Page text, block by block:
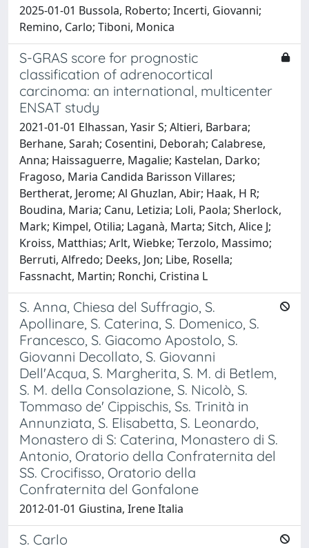
2025-01-01 Bussola, Roberto; Incerti, Giovanni;
Remino, Carlo; Tiboni, Monica
S-GRAS score for prognostic
classification of adrenocortical
carcinoma: an international, multicenter
ENSAT study
2021-01-01 Elhassan, Yasir S; Altieri, Barbara;
Berhane, Sarah; Cosentini, Deborah; Calabrese,
Anna; Haissaguerre, Magalie; Kastelan, Darko;
Fragoso, Maria Candida Barisson Villares;
Bertherat, Jerome; Al Ghuzlan, Abir; Haak, H R;
Boudina, Maria; Canu, Letizia; Loli, Paola; Sherlock,
Mark; Kimpel, Otilia; Laganà, Marta; Sitch, Alice J;
Kroiss, Matthias; Arlt, Wiebke; Terzolo, Massimo;
Berruti, Alfredo; Deeks, Jon; Libe, Rosella;
Fassnacht, Martin; Ronchi, Cristina L
S. Anna, Chiesa del Suffragio, S.
Apollinare, S. Caterina, S. Domenico, S.
Francesco, S. Giacomo Apostolo, S.
Giovanni Decollato, S. Giovanni
Dell'Acqua, S. Margherita, S. M. di Betlem,
S. M. della Consolazione, S. Nicolò, S.
Tommaso de' Cippischis, Ss. Trinità in
Annunziata, S. Elisabetta, S. Leonardo,
Monastero di S: Caterina, Monastero di S.
Antonio, Oratorio della Confraternita del
SS. Crocifisso, Oratorio della
Confraternita del Gonfalone
2012-01-01 Giustina, Irene Italia
S. Carlo